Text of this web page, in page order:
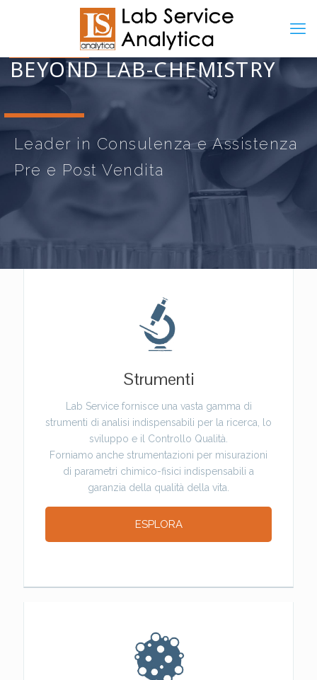
BEYOND LAB-CHEMISTRY
Leader in Consulenza e Assistenza
Pre e Post Vendita
Strumenti
Lab Service fornisce una vasta gamma di
strumenti di analisi indispensabili per la ricerca, lo
sviluppo e il Controllo Qualità.
Forniamo anche strumentazioni per misurazioni
di parametri chimico-fisici indispensabili a
garanzia della qualità della vita.
ESPLORA